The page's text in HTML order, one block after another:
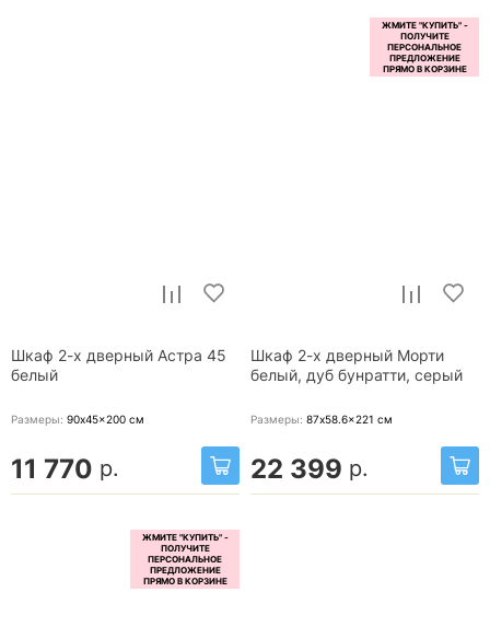
Шкаф 2-х дверный Астра 45
белый
Размеры: 90x45x200 см
11 770 р.
Шкаф 2-х дверный Морти
белый, дуб бунратти, серый
Размеры: 87x58.6x221 см
22 399 р.